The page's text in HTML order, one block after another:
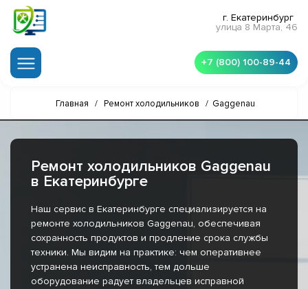
г. Екатеринбург
улица 8 Марта, 46
+7 (800) 100-89-44
Главная / Ремонт холодильников / Gaggenau
Ремонт холодильников Gaggenau
в Екатеринбурге
Наш сервис в Екатеринбурге специализируется на
ремонте холодильников Gaggenau, обеспечивая
сохранность продуктов и продление срока службы
техники. Мы видим на практике: чем оперативнее
устранена неисправность, тем дольше
оборудование радует владельцев исправной